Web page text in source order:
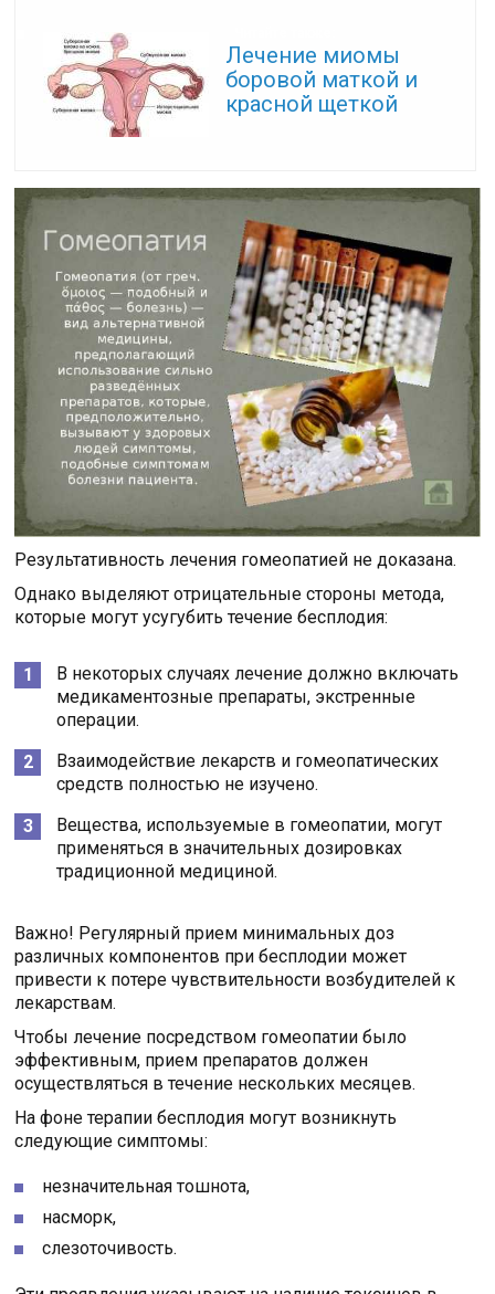
Лечение миомы
боровой маткой и
красной щеткой
Результативность лечения гомеопатией не доказана.
Однако выделяют отрицательные стороны метода,
которые могут усугубить течение бесплодия:
В некоторых случаях лечение должно включать
медикаментозные препараты, экстренные
операции.
Взаимодействие лекарств и гомеопатических
средств полностью не изучено.
Вещества, используемые в гомеопатии, могут
применяться в значительных дозировках
традиционной медициной.
Важно! Регулярный прием минимальных доз
различных компонентов при бесплодии может
привести к потере чувствительности возбудителей к
лекарствам.
Чтобы лечение посредством гомеопатии было
эффективным, прием препаратов должен
осуществляться в течение нескольких месяцев.
На фоне терапии бесплодия могут возникнуть
следующие симптомы:
незначительная тошнота,
насморк,
слезоточивость.